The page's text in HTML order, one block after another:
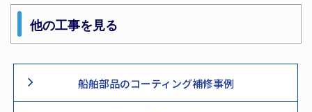
他の工事を見る
船舶部品のコーティング補修事例